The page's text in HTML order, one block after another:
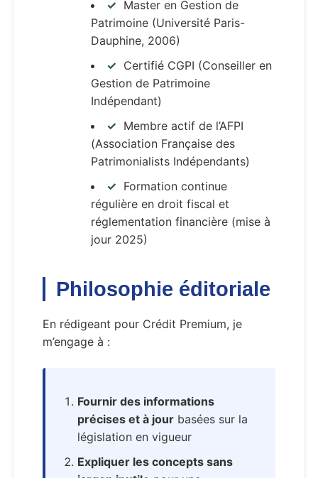
Master en Gestion de
Patrimoine (Université Paris-
Dauphine, 2006)
Certifié CGPI (Conseiller en
Gestion de Patrimoine
Indépendant)
Membre actif de l’AFPI
(Association Française des
Patrimonialists Indépendants)
Formation continue
régulière en droit fiscal et
réglementation financière (mise à
jour 2025)
Philosophie éditoriale
En rédigeant pour Crédit Premium, je
m’engage à :
Fournir des informations
précises et à jour basées sur la
législation en vigueur
Expliquer les concepts sans